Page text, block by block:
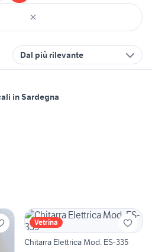
Dal più rilevante
in Sardegna
Vetrina
Chitarra Elettrica Mod. ES-335